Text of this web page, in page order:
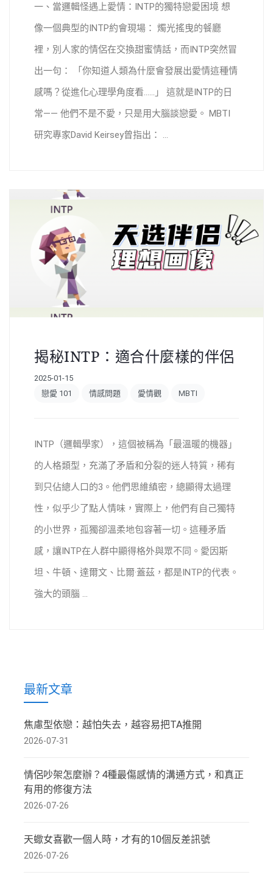
一、當邏輯怪遇上愛情：INTP的獨特戀愛困境 想
像一個典型的INTP約會現場： 燭光搖曳的餐廳
裡，別人家的情侶在交換甜蜜情話，而INTP突然冒
出一句： 「你知道人類為什麼會發展出愛情這種情
感嗎？從進化心理學角度看……」 這就是INTP的日
常—— 他們不是不愛，只是用大腦談戀愛。 MBTI
研究專家David Keirsey曾指出： ...
揭秘INTP：適合什麼樣的伴侶
2025-01-15
戀愛 101
情感問題 愛情觀 MBTI
INTP（邏輯學家），這個被稱為「最溫暖的機器」
的人格類型，充滿了矛盾和分裂的迷人特質，稀有
到只佔總人口的3。他們思維縝密，總顯得太過理
性，似乎少了點人情味，實際上，他們有自己獨特
的小世界，孤獨卻溫柔地包容著一切。這種矛盾
感，讓INTP在人群中顯得格外與眾不同。愛因斯
坦、牛頓、達爾文、比爾·蓋茲，都是INTP的代表。
強大的頭腦 ...
最新文章
焦慮型依戀：越怕失去，越容易把TA推開
2026-07-31
情侶吵架怎麼辦？4種最傷感情的溝通方式，和真正
有用的修復方法
2026-07-26
天蠍女喜歡一個人時，才有的10個反差訊號
2026-07-26